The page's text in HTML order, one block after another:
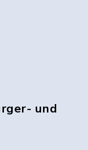
und